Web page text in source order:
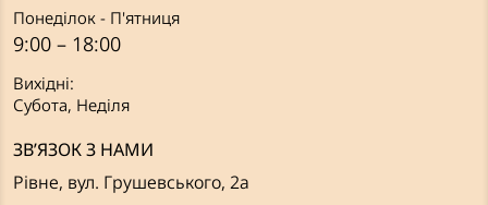
Понеділок - П'ятниця
9:00 – 18:00
Вихідні:
Субота, Неділя
ЗВ’ЯЗОК З НАМИ
Рівне, вул. Грушевського, 2а